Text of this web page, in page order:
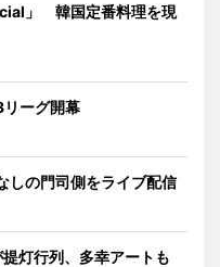
」 韓国定番料理を現
ーグ開幕
しの門司側をライブ配信
灯行列、多幸アートも